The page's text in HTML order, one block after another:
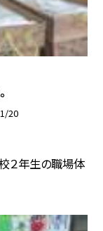
20
校２年生の職場体